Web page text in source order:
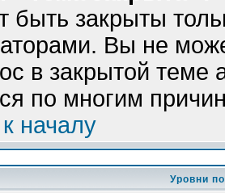
быть закрыты
Вы не
в закрытой теме
по многим
началу
Уровни